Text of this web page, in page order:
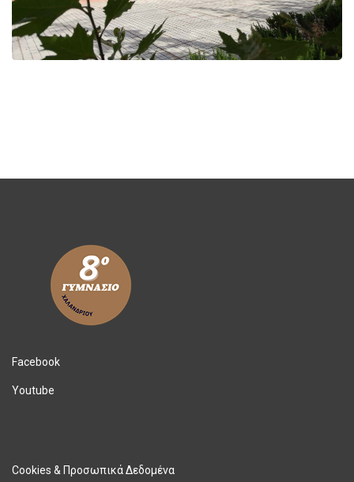
Facebook
Youtube
Cookies & Προσωπικά Δεδομένα